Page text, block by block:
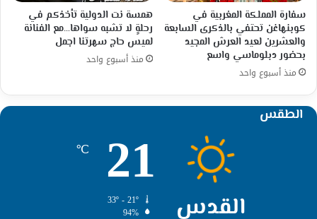
سفارة المملكة المغربية في
كوبنهاغن تحتفي بالذكرى السابعة
والعشرين لعيد العرش المجيد
بحضور دبلوماسي واسع
منذ أسبوع واحد
همسة نت الدولية تأخذكم في
رحلةٍ لا تشبه سواها…مع الفنانة
لميس حاج سهرتنا اجمل
منذ أسبوع واحد
الطقس
القدس
21
℃
94%